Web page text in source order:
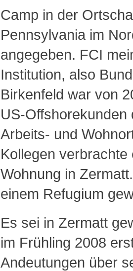
Camp in der
Pennsylvania im
angegeben. FCI
Institution, also
Birkenfeld war von
US-Offshorekunden
Arbeits- und
Kollegen
Wohnung in
einem Refugium
Es sei in Zermatt
im Frühling 2008
Andeutungen über